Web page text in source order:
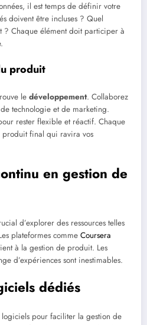
il est temps de définir votre
doivent être incluses ? Quel
? Chaque élément doit participer à
produit
le développement. Collaborez
technologie et de marketing.
rester flexible et réactif. Chaque
produit final qui ravira vos
en gestion de
d’explorer des ressources telles
plateformes comme Coursera
à la gestion de produit. Les
d’expériences sont inestimables.
dédiés
logiciels pour faciliter la gestion de